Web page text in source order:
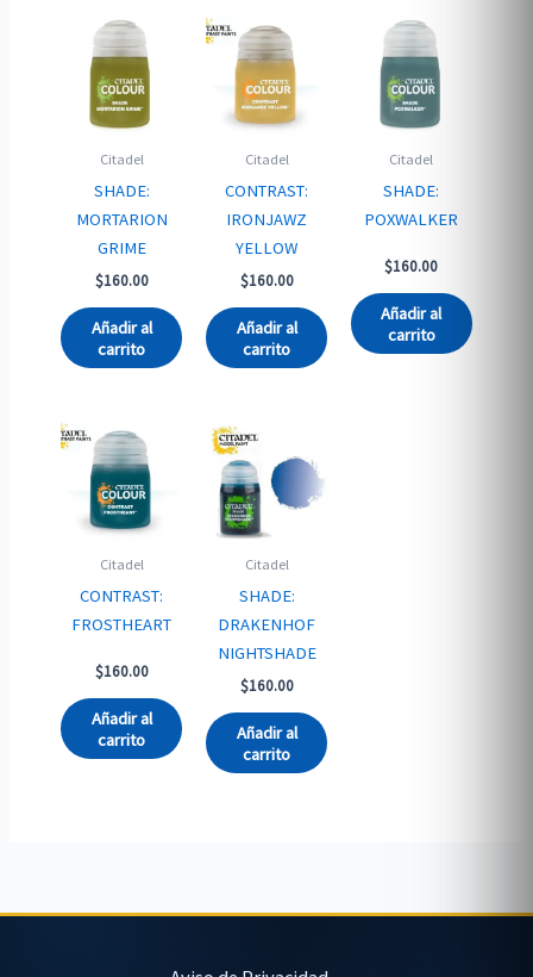
Citadel
SHADE:
MORTARION
GRIME
$160.00
Añadir al
carrito
Citadel
CONTRAST:
IRONJAWZ
YELLOW
$160.00
Añadir al
carrito
Citadel
SHADE:
POXWALKER
$160.00
Añadir al
carrito
Citadel
CONTRAST:
FROSTHEART
$160.00
Añadir al
carrito
Citadel
SHADE:
DRAKENHOF
NIGHTSHADE
$160.00
Añadir al
carrito